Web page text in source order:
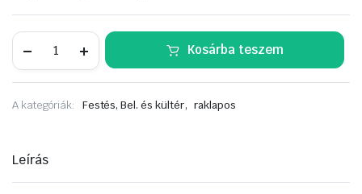
Professional
White
FEHÉR
raklapos
Kosárba teszem
A kategóriák: Festés, Bel. és kültér, raklapos
Leírás